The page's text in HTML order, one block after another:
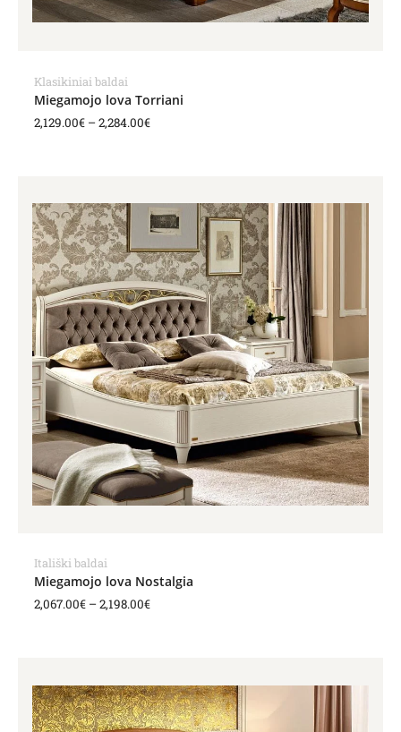
Klasikiniai baldai
Miegamojo lova Torriani
2,129.00€ –2,284.00€
Itališki baldai
Miegamojo lova Nostalgia
2,067.00€ –2,198.00€
2,067.00€
through
2,198.00€
2,067.00€
through
2,220.00€